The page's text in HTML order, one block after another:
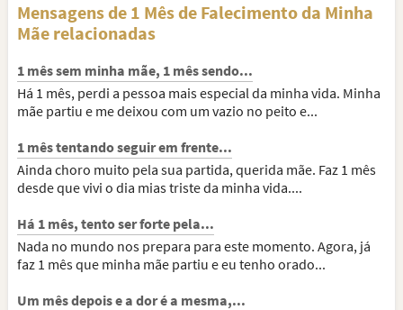
Mensagens de 1 Mês de Falecimento da Minha
Mãe relacionadas
1 mês sem minha mãe, 1 mês sendo...
Há 1 mês, perdi a pessoa mais especial da minha vida. Minha
mãe partiu e me deixou com um vazio no peito e...
1 mês tentando seguir em frente...
Ainda choro muito pela sua partida, querida mãe. Faz 1 mês
desde que vivi o dia mias triste da minha vida....
Há 1 mês, tento ser forte pela...
Nada no mundo nos prepara para este momento. Agora, já
faz 1 mês que minha mãe partiu e eu tenho orado...
Um mês depois e a dor é a mesma,...